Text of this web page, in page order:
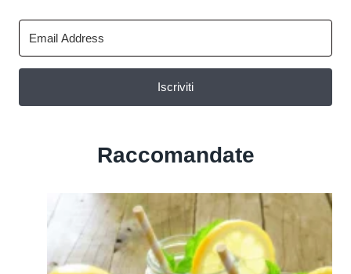
Iscriviti
Raccomandate